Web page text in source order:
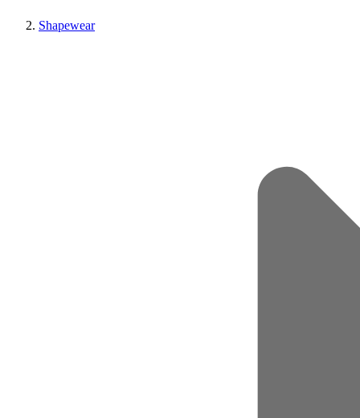
Shapewear